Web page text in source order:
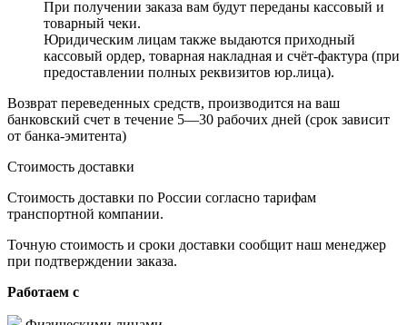
При получении заказа вам будут переданы кассовый и
товарный чеки.
Юридическим лицам также выдаются приходный
кассовый ордер, товарная накладная и счёт-фактура (при
предоставлении полных реквизитов юр.лица).
Возврат переведенных средств, производится на ваш
банковский счет в течение 5—30 рабочих дней (срок зависит
от банка-эмитента)
Стоимость доставки
Стоимость доставки по России согласно тарифам
транспортной компании.
Точную стоимость и сроки доставки сообщит наш менеджер
при подтверждении заказа.
Работаем с